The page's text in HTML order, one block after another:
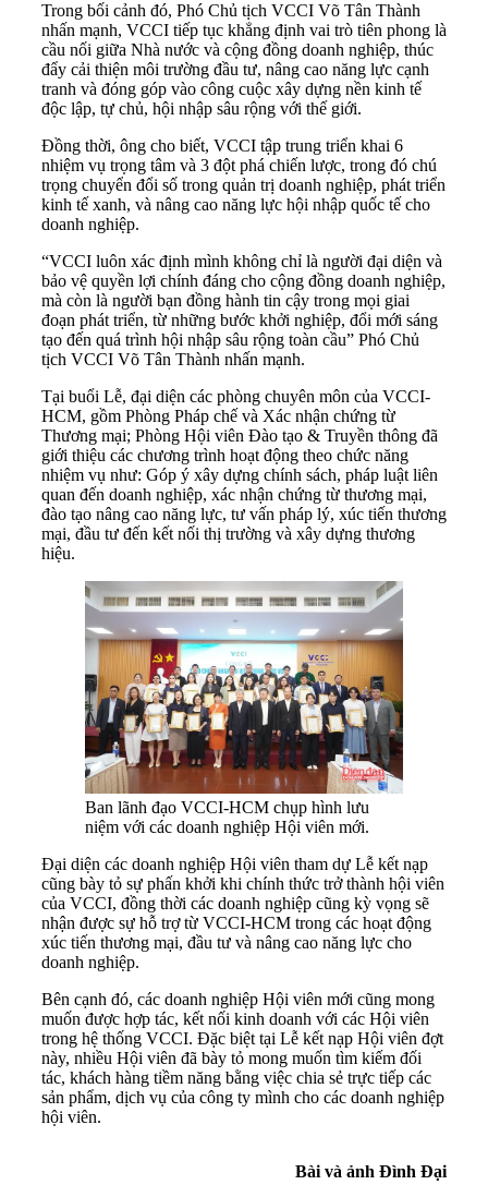
Trong bối cảnh đó, Phó Chủ tịch VCCI Võ Tân Thành
nhấn mạnh, VCCI tiếp tục khẳng định vai trò tiên phong là
cầu nối giữa Nhà nước và cộng đồng doanh nghiệp, thúc
đẩy cải thiện môi trường đầu tư, nâng cao năng lực cạnh
tranh và đóng góp vào công cuộc xây dựng nền kinh tế
độc lập, tự chủ, hội nhập sâu rộng với thế giới.
Đồng thời, ông cho biết, VCCI tập trung triển khai 6
nhiệm vụ trọng tâm và 3 đột phá chiến lược, trong đó chú
trọng chuyển đổi số trong quản trị doanh nghiệp, phát triển
kinh tế xanh, và nâng cao năng lực hội nhập quốc tế cho
doanh nghiệp.
“VCCI luôn xác định mình không chỉ là người đại diện và
bảo vệ quyền lợi chính đáng cho cộng đồng doanh nghiệp,
mà còn là người bạn đồng hành tin cậy trong mọi giai
đoạn phát triển, từ những bước khởi nghiệp, đổi mới sáng
tạo đến quá trình hội nhập sâu rộng toàn cầu” Phó Chủ
tịch VCCI Võ Tân Thành nhấn mạnh.
Tại buổi Lễ, đại diện các phòng chuyên môn của VCCI-
HCM, gồm Phòng Pháp chế và Xác nhận chứng từ
Thương mại; Phòng Hội viên Đào tạo & Truyền thông đã
giới thiệu các chương trình hoạt động theo chức năng
nhiệm vụ như: Góp ý xây dựng chính sách, pháp luật liên
quan đến doanh nghiệp, xác nhận chứng từ thương mại,
đào tạo nâng cao năng lực, tư vấn pháp lý, xúc tiến thương
mại, đầu tư đến kết nối thị trường và xây dựng thương
hiệu.
Ban lãnh đạo VCCI-HCM chụp hình lưu
niệm với các doanh nghiệp Hội viên mới.
Đại diện các doanh nghiệp Hội viên tham dự Lễ kết nạp
cũng bày tỏ sự phấn khởi khi chính thức trở thành hội viên
của VCCI, đồng thời các doanh nghiệp cũng kỳ vọng sẽ
nhận được sự hỗ trợ từ VCCI-HCM trong các hoạt động
xúc tiến thương mại, đầu tư và nâng cao năng lực cho
doanh nghiệp.
Bên cạnh đó, các doanh nghiệp Hội viên mới cũng mong
muốn được hợp tác, kết nối kinh doanh với các Hội viên
trong hệ thống VCCI. Đặc biệt tại Lễ kết nạp Hội viên đợt
này, nhiều Hội viên đã bày tỏ mong muốn tìm kiếm đối
tác, khách hàng tiềm năng bằng việc chia sẻ trực tiếp các
sản phẩm, dịch vụ của công ty mình cho các doanh nghiệp
hội viên.
Bài và ảnh Đình Đại